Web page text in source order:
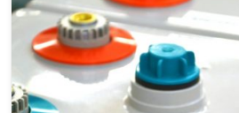
der
C.A.R.M.E.N.-
Marktübersicht"